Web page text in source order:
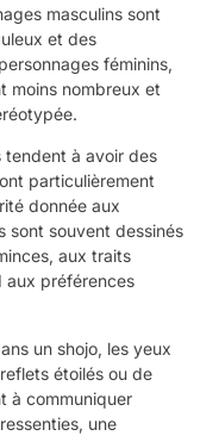
masculins sont
et des
féminins,
moins nombreux et
tendent à avoir des
particulièrement
donnée aux
sont souvent dessinés
aux traits
aux préférences
un shojo, les yeux
étoilés ou de
à communiquer
une